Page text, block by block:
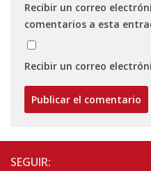
Recibir un correo
comentarios a esta
Recibir un correo
SEGUIR: